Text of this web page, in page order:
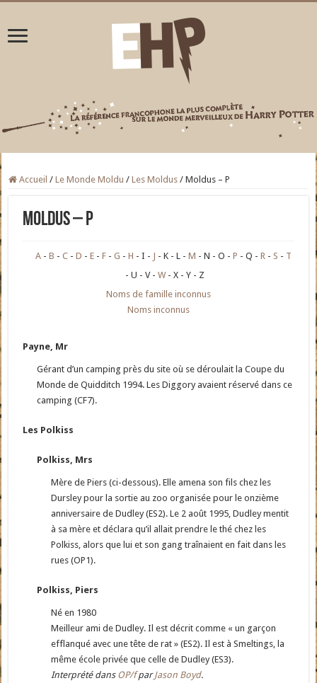
Accueil / Le Monde Moldu / Les Moldus / Moldus – P
Moldus – P
A B C D E F G H I J K L M N O P Q R S
T
U
V W X Y
Z
Noms de famille inconnus
Noms inconnus
Payne, Mr
Gérant d’un camping près du site où se déroulait la Coupe du
Monde de Quidditch 1994. Les Diggory avaient réservé dans ce
camping (CF7).
Les Polkiss
Polkiss, Mrs
Mère de Piers (ci-dessous). Elle amena son fils chez les
Dursley pour la sortie au zoo organisée pour le onzième
anniversaire de Dudley (ES2). Le 2 août 1995, Dudley mentit
à sa mère et déclara qu’il allait prendre le thé chez les
Polkiss, alors que lui et son gang traînaient en fait dans les
rues (OP1).
Polkiss, Piers
Né en 1980
Meilleur ami de Dudley. Il est décrit comme « un garçon
efflanqué avec une tête de rat » (ES2). Il est à Smeltings, la
même école privée que celle de Dudley (ES3).
Interprété dans OP/fparJason Boyd.